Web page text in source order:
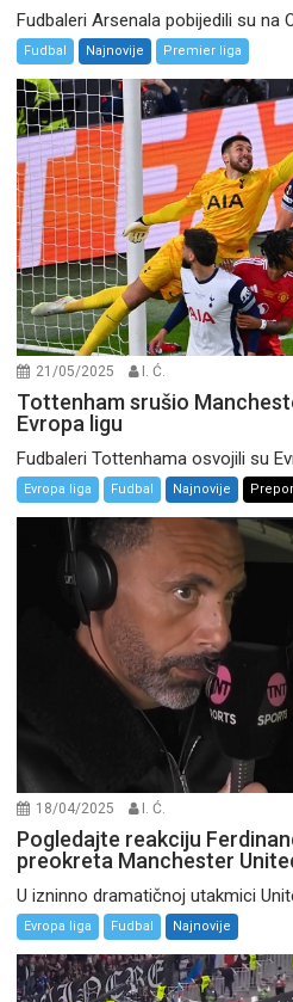
Fudbaleri Arsenala pobijedili su na
Fudbal Najnovije Premier liga
21/05/2025 I. Ć.
Tottenham srušio
Evropa ligu
Fudbaleri Tottenhama osvojili su
Evropa liga Fudbal Najnovije
18/04/2025 I. Ć.
Pogledajte reakciju
preokreta Manchester
U izninno dramatičnoj utakmici
Evropa liga Fudbal Najnovije